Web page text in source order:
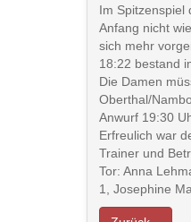
Im Spitzenspiel
Anfang nicht
sich mehr
18:22 bestand
Die Damen
Oberthal/
Anwurf 19:30
Erfreulich war
Trainer und
Tor: Anna
1, Josephine